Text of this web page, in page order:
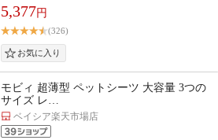
5,377円
(326)
モビィ 超薄型 ペットシーツ 大容量 3つの
サイズ レ…
ベイシア楽天市場店